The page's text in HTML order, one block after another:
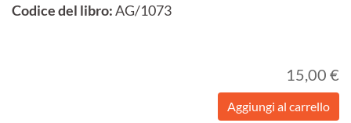
Codice del libro:AG/1073
15,00 €